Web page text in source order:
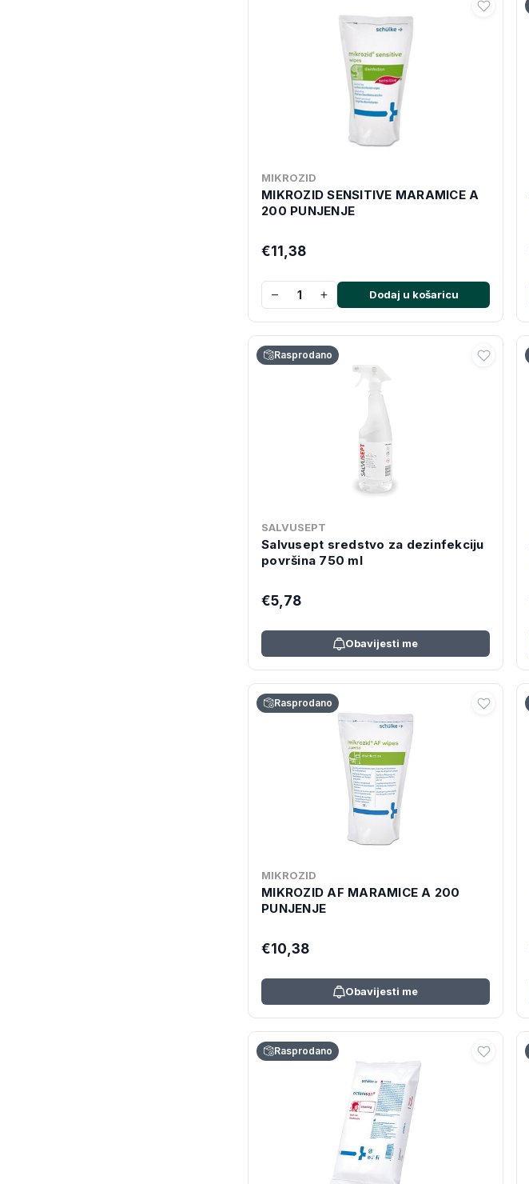
MIKROZID
MIKROZID SENSITIVE MARAMICE A
200 PUNJENJE
€11,38
− + Dodaj u košaricu
Rasprodano
SALVUSEPT
Salvusept sredstvo za dezinfekciju
površina 750 ml
€5,78
Obavijesti me
Rasprodano
MIKROZID
MIKROZID AF MARAMICE A 200
PUNJENJE
€10,38
Obavijesti me
Rasprodano